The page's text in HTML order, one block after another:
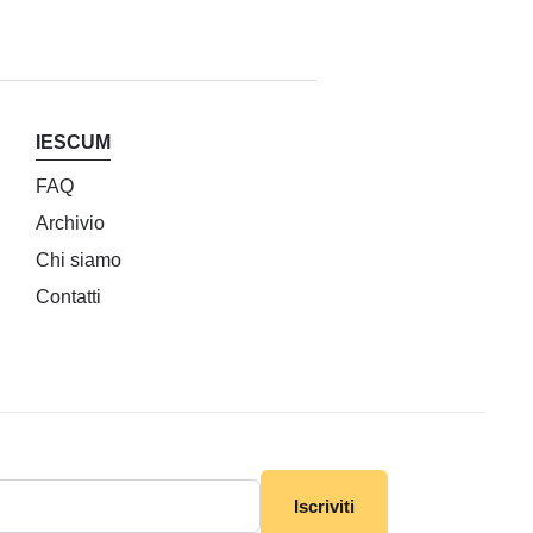
IESCUM
FAQ
Archivio
Chi siamo
Contatti
Iscriviti